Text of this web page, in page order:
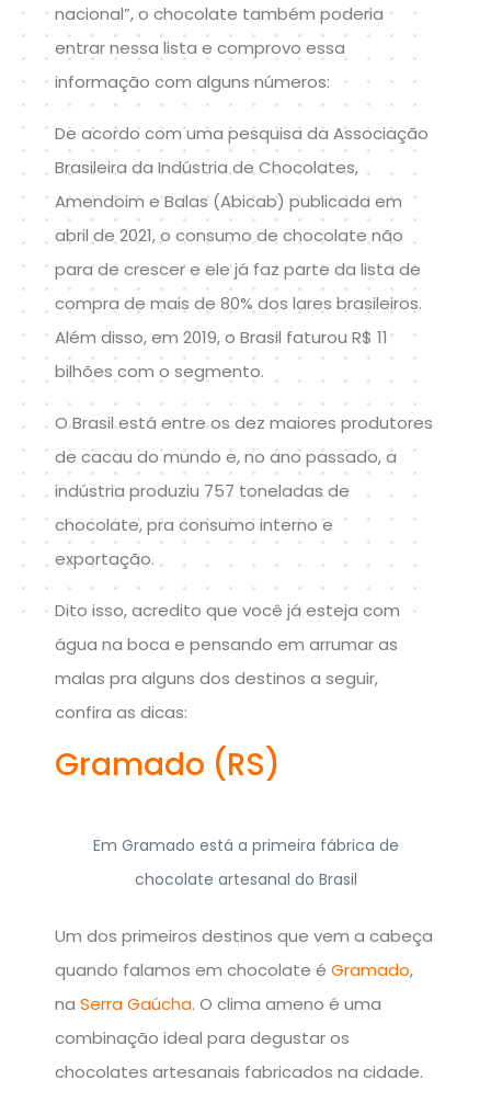
nacional”, o chocolate também poderia
entrar nessa lista e comprovo essa
informação com alguns números:
De acordo com uma pesquisa da Associação
Brasileira da Indústria de Chocolates,
Amendoim e Balas (Abicab) publicada em
abril de 2021, o consumo de chocolate não
para de crescer e ele já faz parte da lista de
compra de mais de 80% dos lares brasileiros.
Além disso, em 2019, o Brasil faturou R$ 11
bilhões com o segmento.
O Brasil está entre os dez maiores produtores
de cacau do mundo e, no ano passado, a
indústria produziu 757 toneladas de
chocolate, pra consumo interno e
exportação.
Dito isso, acredito que você já esteja com
água na boca e pensando em arrumar as
malas pra alguns dos destinos a seguir,
confira as dicas:
Gramado (RS)
Em Gramado está a primeira fábrica de
chocolate artesanal do Brasil
Um dos primeiros destinos que vem a cabeça
quando falamos em chocolate é Gramado,
na Serra Gaúcha. O clima ameno é uma
combinação ideal para degustar os
chocolates artesanais fabricados na cidade.